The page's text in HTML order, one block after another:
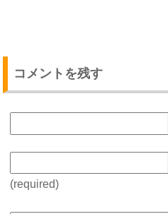
コメントを残す
(required)